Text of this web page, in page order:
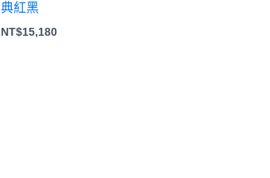
典紅黑
NT$15,180